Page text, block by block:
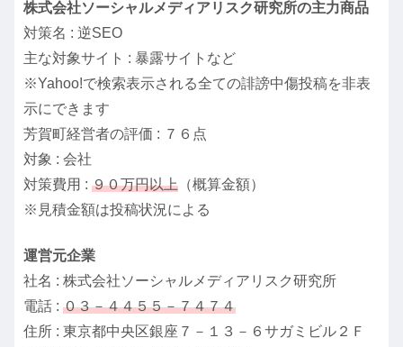
株式会社ソーシャルメディアリスク研究所の主力商品
対策名 : 逆SEO
主な対象サイト : 暴露サイトなど
※Yahoo!で検索表示される全ての誹謗中傷投稿を非表
示にできます
芳賀町経営者の評価 : ７６点
対象 : 会社
対策費用 : ９０万円以上 （概算金額）
※見積金額は投稿状況による
運営元企業
社名 : 株式会社ソーシャルメディアリスク研究所
電話 : ０３－４４５５－７４７４
住所 : 東京都中央区銀座７－１３－６サガミビル２Ｆ